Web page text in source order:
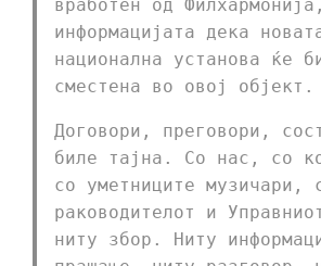
вработен од
информацијата дека
национална установа ќе
сместена во овој објект.
Договори, преговори,
биле тајна. Со нас, со
со уметниците музичари,
раководителот и
ниту збор. Ниту